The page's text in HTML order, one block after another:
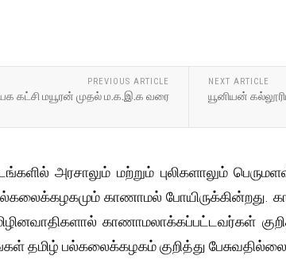
PREVIOUS ARTICLE
கட்சி மயூரன் முதல் ம.க.இ.க வரை
NEXT ARTICLE
யூனியன்
அரசாலும் மற்றும் புலிகளாலும்
காணாமல் போயிருக்கின்றது.
காணாமலாக்கப்பட்டவர்கள்
தமிழ் பல்கலைக்கழகம் குறித்து